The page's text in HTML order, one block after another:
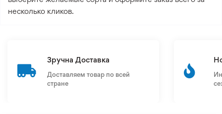
несколько кликов.
Зручна Доставка
Доставляем товар по всей
стране